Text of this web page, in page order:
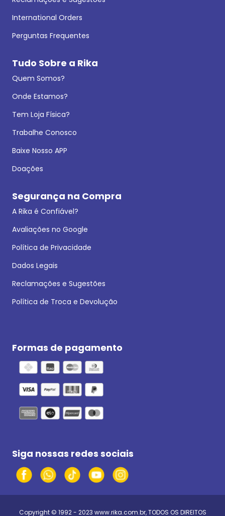
International Orders
Perguntas Frequentes
Tudo Sobre a Rika
Quem Somos?
Onde Estamos?
Tem Loja Física?
Trabalhe Conosco
Baixe Nosso APP
Doações
Segurança na Compra
A Rika é Confiável?
Avaliações no Google
Política de Privacidade
Dados Legais
Reclamações e Sugestões
Política de Troca e Devolução
Formas de pagamento
Siga nossas redes sociais
Copyright © 1992 - 2023 www.rika.com.br, TODOS OS DIREITOS